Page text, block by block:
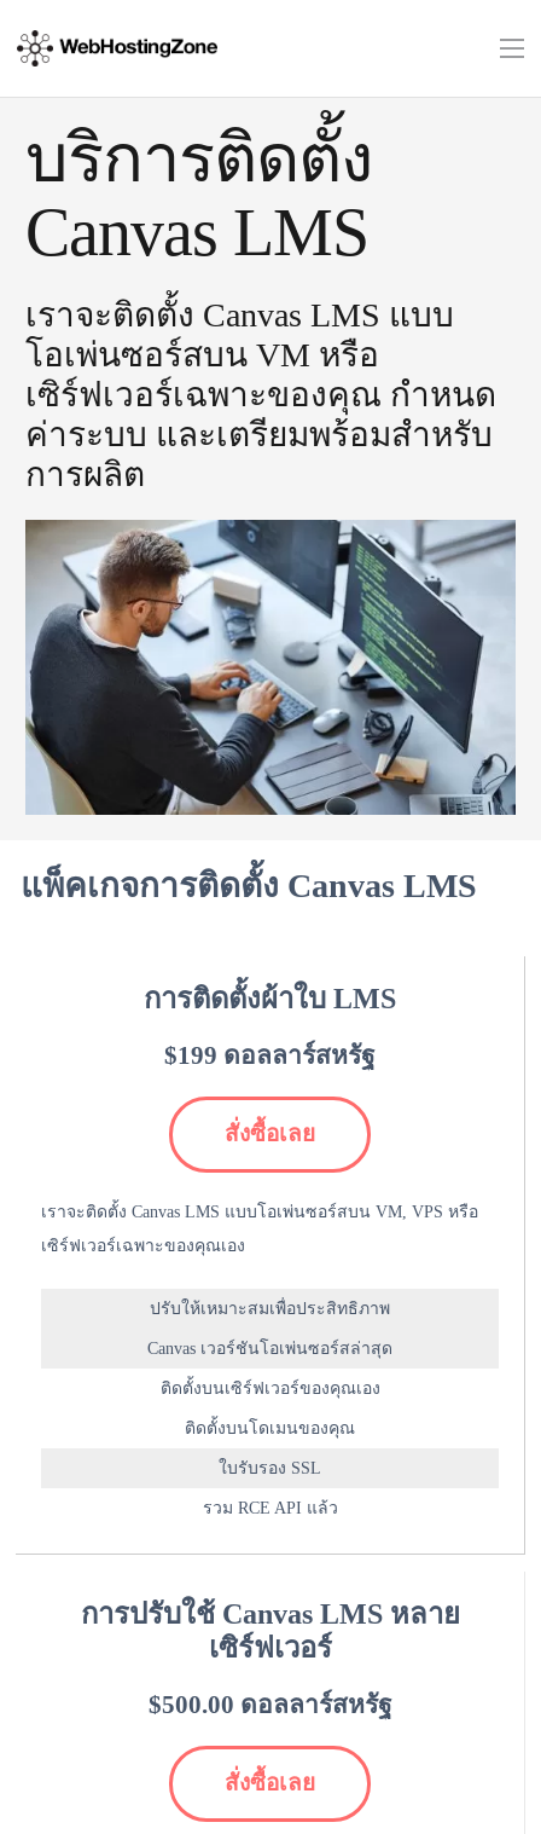
บริการติดตั้ง
Canvas LMS
เราจะติดตั้ง Canvas LMS แบบ
โอเพ่นซอร์สบน VM หรือ
เซิร์ฟเวอร์เฉพาะของคุณ กำหนด
ค่าระบบ และเตรียมพร้อมสำหรับ
การผลิต
แพ็คเกจการติดตั้ง Canvas LMS
การติดตั้งผ้าใบ LMS
$199 ดอลลาร์สหรัฐ
สั่งซื้อเลย
เราจะติดตั้ง Canvas LMS แบบโอเพ่นซอร์สบน VM, VPS หรือ
เซิร์ฟเวอร์เฉพาะของคุณเอง
ปรับให้เหมาะสมเพื่อประสิทธิภาพ
Canvas เวอร์ชันโอเพ่นซอร์สล่าสุด
ติดตั้งบนเซิร์ฟเวอร์ของคุณเอง
ติดตั้งบนโดเมนของคุณ
ใบรับรอง SSL
รวม RCE API แล้ว
การปรับใช้ Canvas LMS หลาย
เซิร์ฟเวอร์
$500.00 ดอลลาร์สหรัฐ
สั่งซื้อเลย